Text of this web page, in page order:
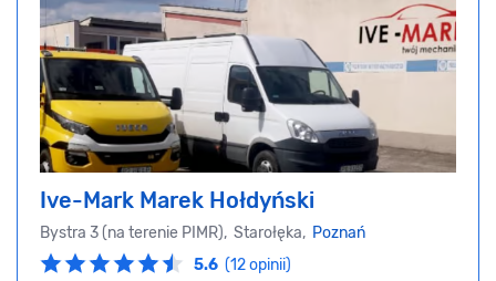
Ive-Mark Marek Hołdyński
Bystra 3 (na terenie PIMR), Starołęka, Poznań
5.6 (12 opinii)